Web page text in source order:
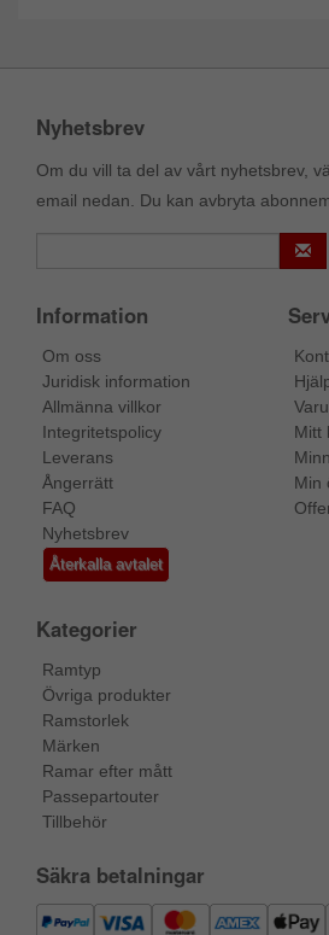
Nyhetsbrev
Om du vill ta del av vårt nyhetsbrev,
email nedan. Du kan avbryta
Information
Om oss
Juridisk information
Allmänna villkor
Integritetspolicy
Leverans
Ångerrätt
FAQ
Nyhetsbrev
Återkalla avtalet
Mitt
Min
Kategorier
Ramtyp
Övriga produkter
Ramstorlek
Märken
Ramar efter mått
Passepartouter
Tillbehör
Säkra betalningar